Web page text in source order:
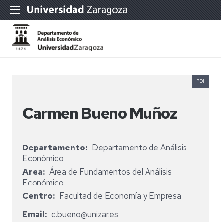
Carmen Bueno Muñoz
PDI
Departamento
Departamento de Análisis
Económico
Area
Área de Fundamentos del Análisis
Económico
Centro
Facultad de Economía y Empresa
Email
c.bueno@unizar.es